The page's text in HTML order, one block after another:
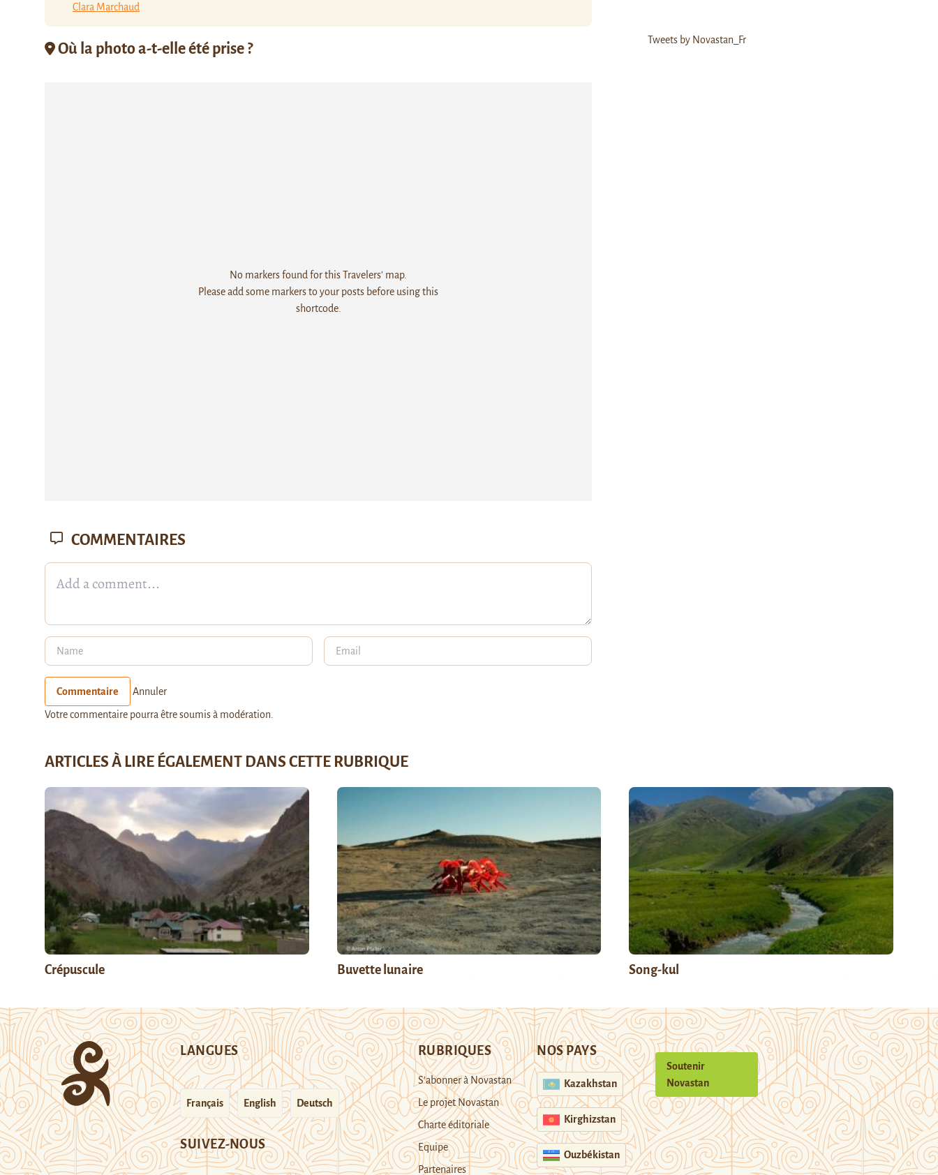
Clara Marchaud
Où la photo a-t-elle été prise ?
No markers found for this Travelers' map.
Please add some markers to your posts before using this
shortcode.
Tweets by Novastan_Fr
COMMENTAIRES
Commentaire Annuler
Votre commentaire pourra être soumis à modération.
ARTICLES À LIRE ÉGALEMENT DANS CETTE RUBRIQUE
Crépuscule Buvette lunaire Song-kul
LANGUES
Français English Deutsch
SUIVEZ-NOUS
RUBRIQUES
S’abonner à Novastan
Le projet Novastan
Charte éditoriale
Equipe
Partenaires
NOS PAYS
Kazakhstan
Kirghizstan
Ouzbékistan
Soutenir
Novastan